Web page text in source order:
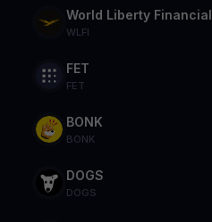
World Liberty Financial
WLFI
FET
FET
BONK
BONK
DOGS
DOGS